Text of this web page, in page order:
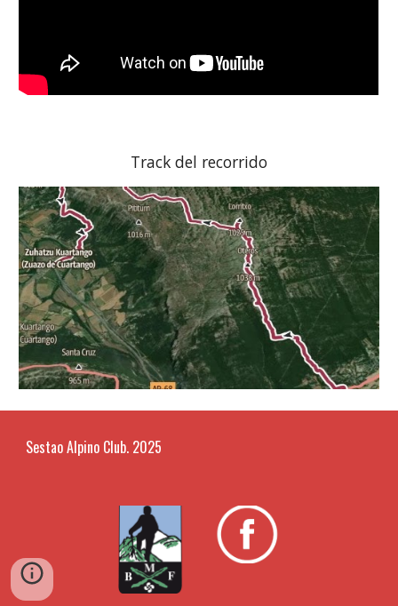
Track del recorrido
Sestao Alpino Club. 2025